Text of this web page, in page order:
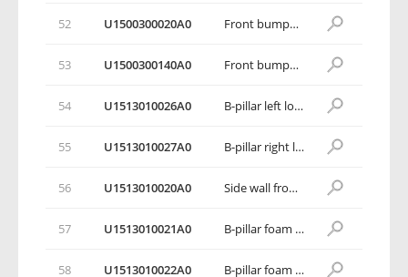
52 U1500300020A0 Front bumper lower mounting bracket
53 U1500300140A0 Front bumper side mounting bracket
54 U1513010026A0 B-pillar left lower foam material
55 U1513010027A0 B-pillar right lower foam material
56 U1513010020A0 Side wall front high foam filling material
57 U1513010021A0 B-pillar foam material 1
58 U1513010022A0 B-pillar foam material 2